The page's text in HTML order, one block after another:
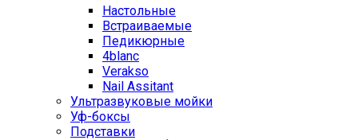
Настольные
Встраиваемые
Педикюрные
4blanc
Verakso
Nail Assitant
Ультразвуковые мойки
Уф-боксы
Подставки